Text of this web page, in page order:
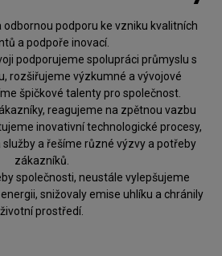
odbornou podporu ke vzniku kvalitních
a podpoře inovací.
podporujeme spolupráci průmyslu s
rozšiřujeme výzkumné a vývojové
špičkové talenty pro společnost.
reagujeme na zpětnou vazbu
inovativní technologické procesy,
a řešíme různé výzvy a potřeby
zákazníků.
společnosti, neustále vylepšujeme
snižovaly emise uhlíku a chránily
životní prostředí.